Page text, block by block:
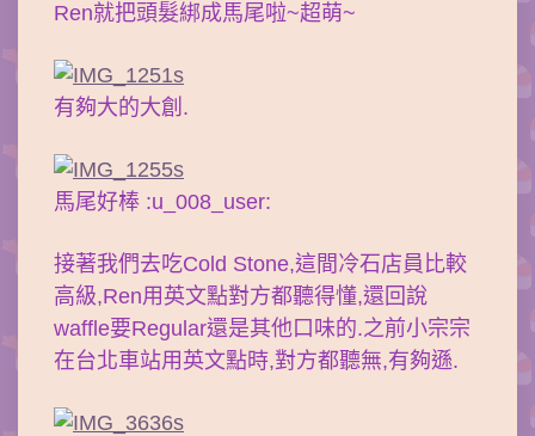
Ren就把頭髮綁成馬尾啦~超萌~
有夠大的大創.
馬尾好棒 :u_008_user:
接著我們去吃Cold Stone,這間冷石店員比較
高級,Ren用英文點對方都聽得懂,還回說
waffle要Regular還是其他口味的.之前小宗宗
在台北車站用英文點時,對方都聽無,有夠遜.